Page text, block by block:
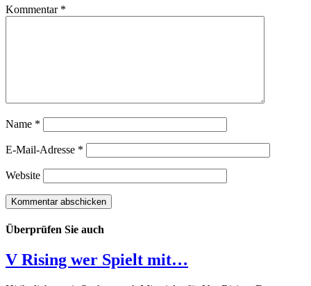
Kommentar *
Name *
E-Mail-Adresse *
Website
Überprüfen Sie auch
V Rising wer Spielt mit…